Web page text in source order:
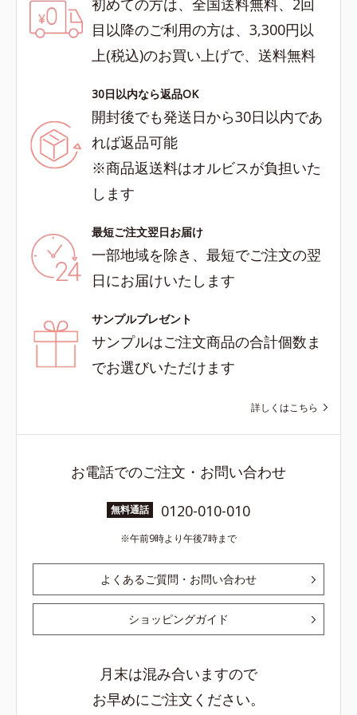
初めての方は、全国送料無料、2回
目以降のご利用の方は、3,300円以
上(税込)のお買い上げで、送料無料
30日以内なら返品OK
開封後でも発送日から30日以内であ
れば返品可能
※商品返送料はオルビスが負担いた
します
最短ご注文翌日お届け
一部地域を除き、最短でご注文の翌
日にお届けいたします
サンプルプレゼント
サンプルはご注文商品の合計個数ま
でお選びいただけます
詳しくはこちら
お電話でのご注文・お問い合わせ
無料通話 0120-010-010
午前9時より午後7時まで
よくあるご質問・お問い合わせ
ショッピングガイド
月末は混み合いますので
お早めにご注文ください。